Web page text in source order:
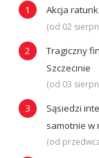
Akcja
(od 02
Tragiczny
Szczecinie
(od 03
Sąsiedzi
samotnie w
(od